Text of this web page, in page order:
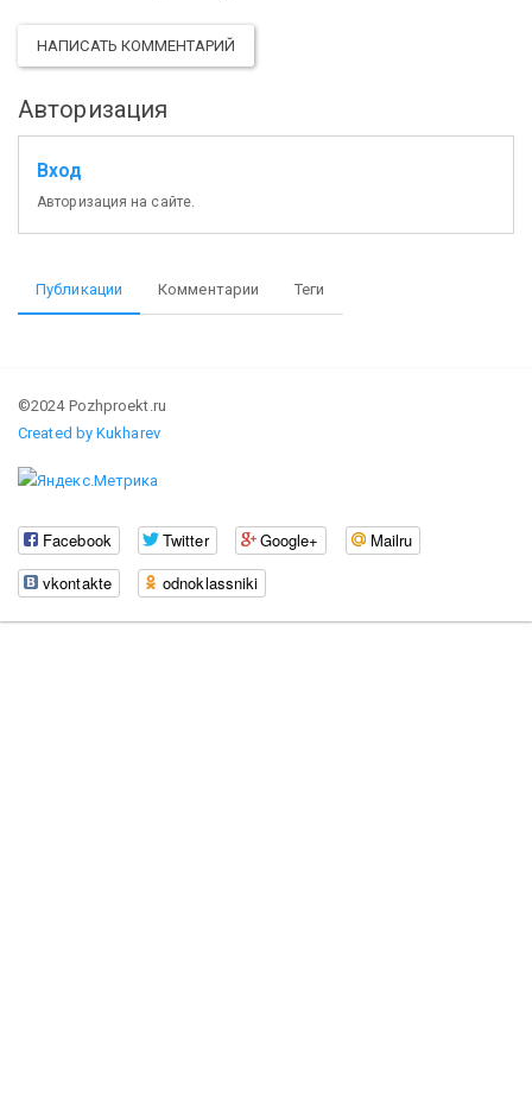
НАПИСАТЬ КОММЕНТАРИЙ
Авторизация
Вход
Авторизация на сайте.
Публикации Комментарии Теги
©2024 Pozhproekt.ru
Created by Kukharev
Facebook Twitter Google+
Mailru
vkontakte
odnoklassniki